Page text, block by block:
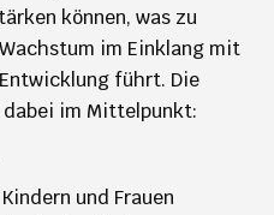
können, was zu
im Einklang mit
führt. Die
im Mittelpunkt:
und Frauen